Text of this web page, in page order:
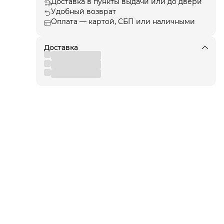
и
Удобный возврат
Оплата — картой, СБП или наличными
Доставка